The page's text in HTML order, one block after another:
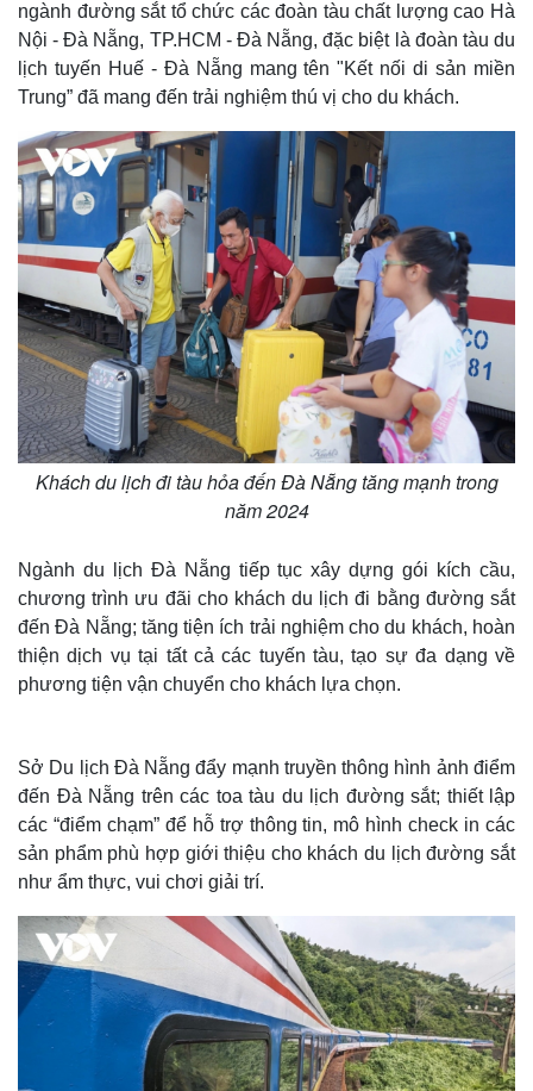
Thế giới
Quan sát
Cuộc sống đó đây
Hồ sơ
Multimedia
Video
Infographic
n
g
ngành đường sắt tổ chức các đoàn tàu chất lượng cao Hà
Nội - Đà Nẵng, TP.HCM - Đà Nẵng, đặc biệt là đoàn tàu du
lịch tuyến Huế - Đà Nẵng mang tên "Kết nối di sản miền
Trung” đã mang đến trải nghiệm thú vị cho du khách.
Khách du lịch đi tàu hỏa đến Đà Nẵng tăng mạnh trong
năm 2024
Ngành du lịch Đà Nẵng tiếp tục xây dựng gói kích cầu,
chương trình ưu đãi cho khách du lịch đi bằng đường sắt
đến Đà Nẵng; tăng tiện ích trải nghiệm cho du khách, hoàn
thiện dịch vụ tại tất cả các tuyến tàu, tạo sự đa dạng về
phương tiện vận chuyển cho khách lựa chọn.
Sở Du lịch Đà Nẵng đẩy mạnh truyền thông hình ảnh điểm
đến Đà Nẵng trên các toa tàu du lịch đường sắt; thiết lập
các “điểm chạm” để hỗ trợ thông tin, mô hình check in các
sản phẩm phù hợp giới thiệu cho khách du lịch đường sắt
như ẩm thực, vui chơi giải trí.